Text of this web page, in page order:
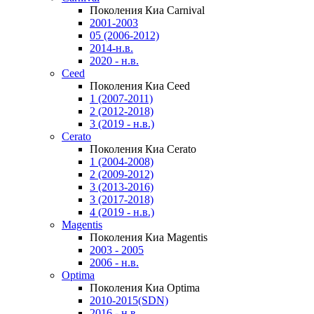
Поколения Киа Carnival
2001-2003
05 (2006-2012)
2014-н.в.
2020 - н.в.
Ceed
Поколения Киа Ceed
1 (2007-2011)
2 (2012-2018)
3 (2019 - н.в.)
Cerato
Поколения Киа Cerato
1 (2004-2008)
2 (2009-2012)
3 (2013-2016)
3 (2017-2018)
4 (2019 - н.в.)
Magentis
Поколения Киа Magentis
2003 - 2005
2006 - н.в.
Optima
Поколения Киа Optima
2010-2015(SDN)